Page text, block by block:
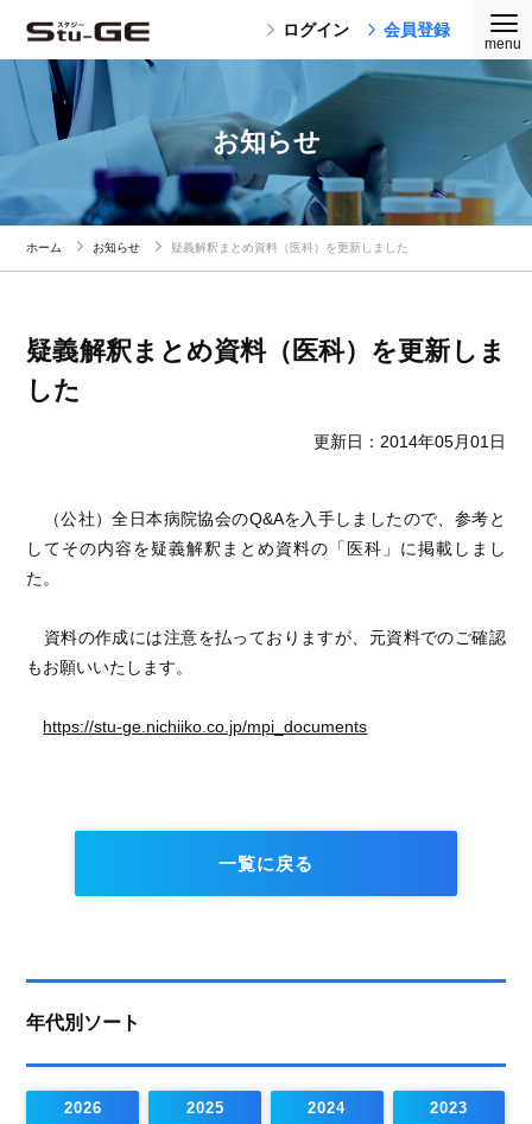
ログイン 会員登録
お知らせ
ホーム お知らせ 疑義解釈まとめ資料（医科）を更新しました
疑義解釈まとめ資料（医科）を更新しま
した
更新日：2014年05月01日
（公社）全日本病院協会のQ&Aを入手しましたので、参考と
してその内容を疑義解釈まとめ資料の「医科」に掲載しまし
た。
資料の作成には注意を払っておりますが、元資料でのご確認
もお願いいたします。
https://stu-ge.nichiiko.co.jp/mpi_documents
一覧に戻る
年代別ソート
2026 2025 2024 2023